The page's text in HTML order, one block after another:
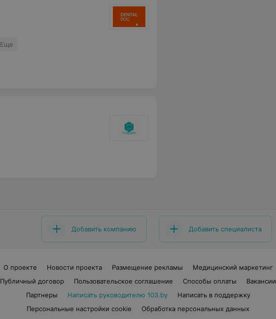
Еще
Добавить компанию Добавить специалиста
О проекте Новости проекта Размещение рекламы
Медицинский маркетинг
Публичный договор
Пользовательское соглашение Способы оплаты
Вакансии
Партнеры
Написать руководителю 103.by
Написать в поддержку
Персональные настройки cookie
Обработка персональных данных